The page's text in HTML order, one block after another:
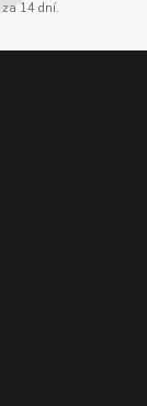
za 14 dní.